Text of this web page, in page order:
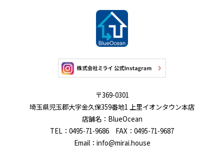
〒369-0301
埼玉県児玉郡大字金久保359番地1 上里イオンタウン本店
店舗名：BlueOcean
TEL：0495-71-9686 FAX：0495-71-9687
Email：info@mirai.house